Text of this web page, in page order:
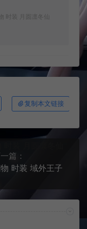
时装 月圆凛冬仙
复制本文链接
篇：
时装 域外王子